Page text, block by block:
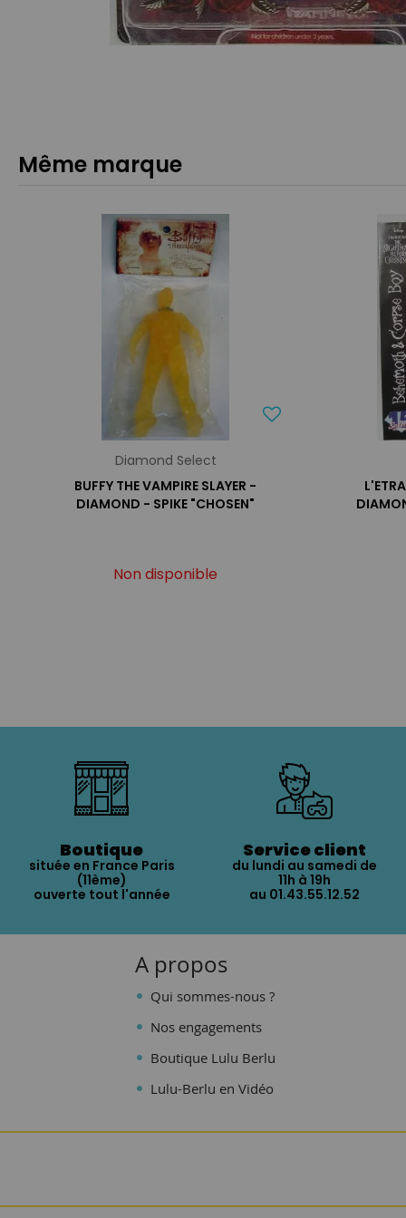
Même marque
Diamond Select
BUFFY THE VAMPIRE SLAYER -
DIAMOND - SPIKE "CHOSEN"
Non disponible
Boutique
située en France Paris
(11ème)
ouverte tout l'année
Service client
du lundi au samedi de
11h à 19h
au 01.43.55.12.52
A propos
Qui sommes-nous ?
Nos engagements
Boutique Lulu Berlu
Lulu-Berlu en Vidéo